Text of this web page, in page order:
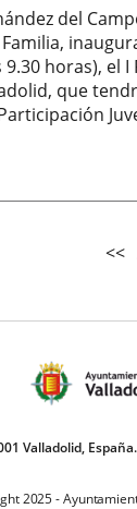
del
horas), el
que
<<
Valladolid,
2025 -